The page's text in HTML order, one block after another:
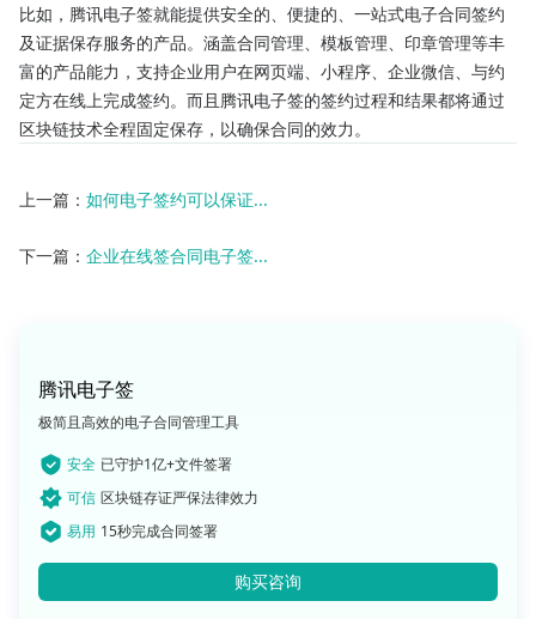
比如，腾讯电子签就能提供安全的、便捷的、一站式电子合同签约
及证据保存服务的产品。涵盖合同管理、模板管理、印章管理等丰
富的产品能力，支持企业用户在网页端、小程序、企业微信、与约
定方在线上完成签约。而且腾讯电子签的签约过程和结果都将通过
区块链技术全程固定保存，以确保合同的效力。
上一篇： 如何电子签约可以保证...
下一篇： 企业在线签合同电子签...
腾讯电子签
极简且高效的电子合同管理工具
安全 已守护1亿+文件签署
可信 区块链存证严保法律效力
易用 15秒完成合同签署
购买咨询